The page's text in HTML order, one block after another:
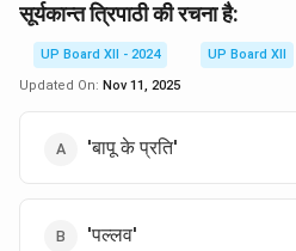
सूर्यकान्त त्रिपाठी की रचना है:
UP Board XII - 2024
UP Board XII
Updated On: Nov 11, 2025
'बापू के प्रति'
'पल्लव'